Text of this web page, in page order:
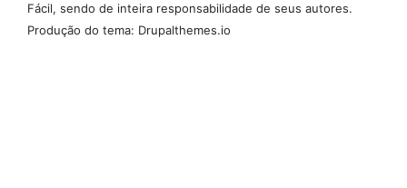
Fácil, sendo de inteira responsabilidade de seus autores.
Produção do tema: Drupalthemes.io